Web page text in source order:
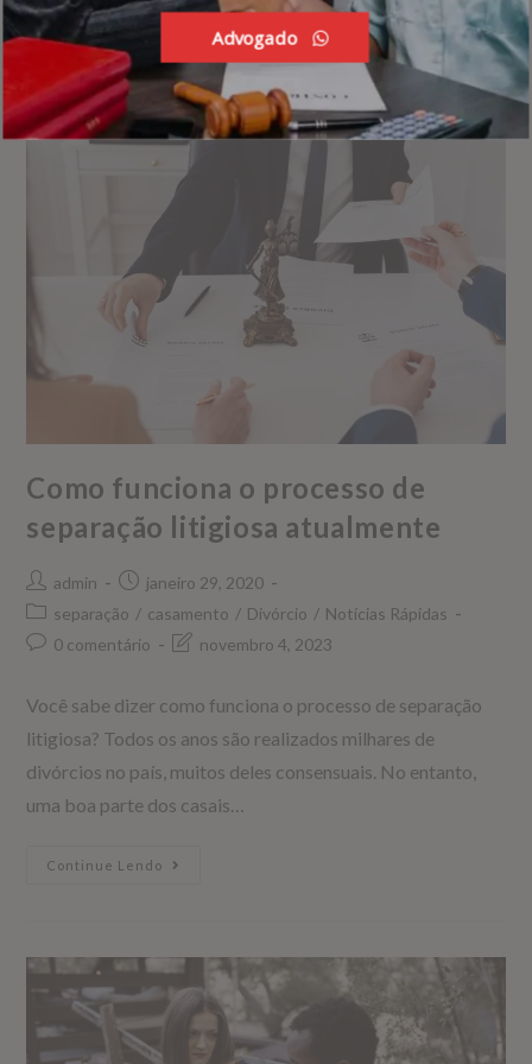
Continue Lendo
Como funciona o processo de
separação litigiosa atualmente
admin
janeiro 29, 2020
separação / casamento / Divórcio / Notícias Rápidas
0 comentário
novembro 4, 2023
Você sabe dizer como funciona o processo de separação
litigiosa? Todos os anos são realizados milhares de
divórcios no país, muitos deles consensuais. No entanto,
uma boa parte dos casais…
Continue Lendo
Advogado